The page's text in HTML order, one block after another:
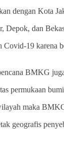
dengan Kota
Depok, dan
Covid-19 karena
BMKG
permukaan
maka
geografis